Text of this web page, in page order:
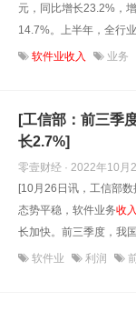
元，同比增长23.2%，
14.7%。上半年，全行
软件业收入 业务
[工信部：前三季
长2.7%]
零壹财经 · 2022年10月
[10月26日讯，工信部
态势平稳，软件业务收入
长加快。前三季度，我
软件业 利润